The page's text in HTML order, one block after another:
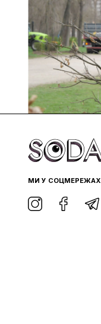
МИ У СОЦМЕРЕЖАХ